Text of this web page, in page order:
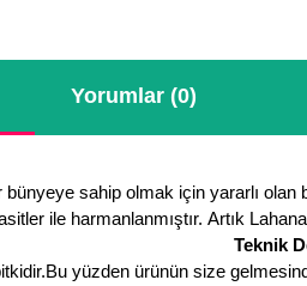
Yorumlar (0)
sahip olmak için yararlı
ile harmanlanmıştır. Artık
Teknik
yüzden ürünün size